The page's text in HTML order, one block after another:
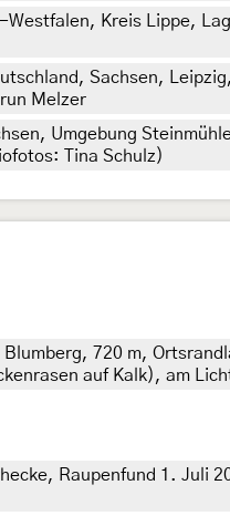
Kreis Lippe,
Sachsen,
Melzer
Umgebung
Tina Schulz)
720 m,
auf Kalk), am
Raupenfund 1. Juli